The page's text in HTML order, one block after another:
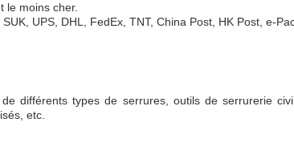
le moins cher.
UPS, DHL, FedEx, TNT, China Post, HK Post, e-
différents types de serrures, outils de serrurerie
etc.